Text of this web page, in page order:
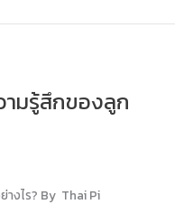
มรู้สึกของลูก
งไร? By Thai Pi